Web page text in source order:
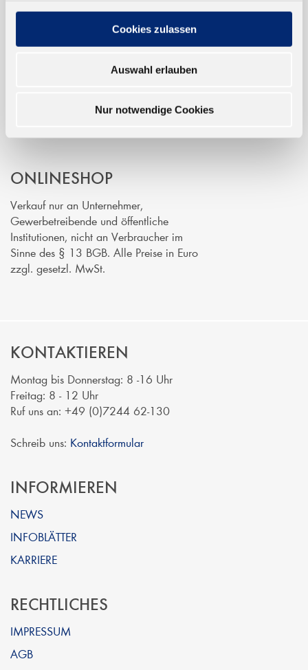
Cookies zulassen
Auswahl erlauben
Nur notwendige Cookies
EINFACH BEZAHLEN
ONLINESHOP
Verkauf nur an Unternehmer,
Gewerbetreibende und öffentliche
Institutionen, nicht an Verbraucher im
Sinne des § 13 BGB. Alle Preise in Euro
zzgl. gesetzl. MwSt.
KONTAKTIEREN
Montag bis Donnerstag: 8 -16 Uhr
Freitag: 8 - 12 Uhr
Ruf uns an: +49 (0)7244 62-130
Schreib uns: Kontaktformular
INFORMIEREN
NEWS
INFOBLÄTTER
KARRIERE
RECHTLICHES
IMPRESSUM
AGB